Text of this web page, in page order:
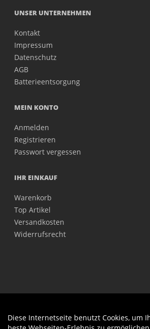
UNSER UNTERNEHMEN
Kontakt
Impressum
Datenschutz
AGB
Batterieentsorgung
MEIN KONTO
Anmelden
Registrieren
Passwort vergessen
IHR EINKAUF
Warenkorb
Top Artikel
Versandkosten
Widerrufsrecht
Diese Internetseite benutzt Cookies, um